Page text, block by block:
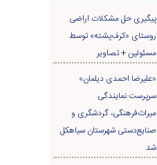
پیگیری حل مشکلات اراضی
روستای «کرف‌پشته» توسط
مسئولین + تصاویر
«علیرضا احمدی دیلمان»
سرپرست نمایندگی
میراث‌فرهنگی، گردشگری و
صنایع‌دستی شهرستان سیاهکل
شد